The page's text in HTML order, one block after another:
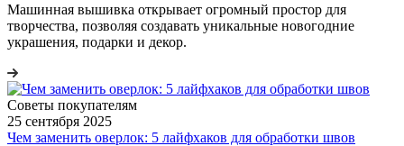
Машинная вышивка открывает огромный простор для
творчества, позволяя создавать уникальные новогодние
украшения, подарки и декор.
Советы покупателям
25 сентября 2025
Чем заменить оверлок: 5 лайфхаков для обработки швов